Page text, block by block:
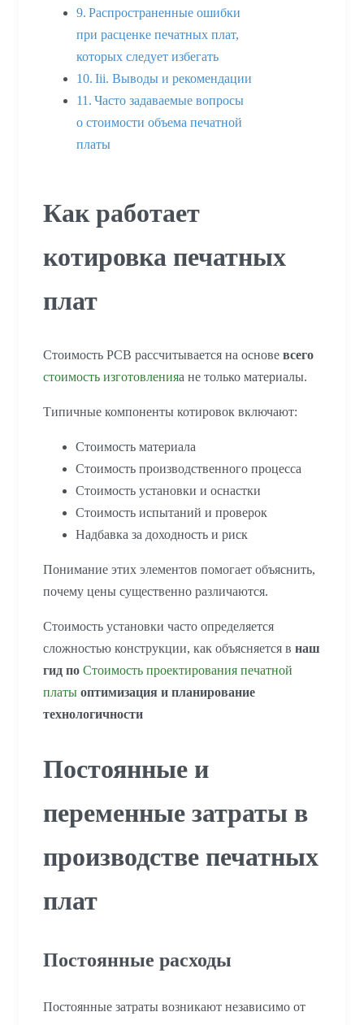
Распространенные ошибки
при расценке печатных плат,
которых следует избегать
Iii. Выводы и рекомендации
Часто задаваемые вопросы
о стоимости объема печатной
платы
Как работает
котировка печатных
плат
Стоимость PCB рассчитывается на основе всего
стоимость изготовленияа не только материалы.
Типичные компоненты котировок включают:
Стоимость материала
Стоимость производственного процесса
Стоимость установки и оснастки
Стоимость испытаний и проверок
Надбавка за доходность и риск
Понимание этих элементов помогает объяснить,
почему цены существенно различаются.
Стоимость установки часто определяется
сложностью конструкции, как объясняется в наш
гид по Стоимость проектирования печатной
платы оптимизация и планирование
технологичности
Постоянные и
переменные затраты в
производстве печатных
плат
Постоянные расходы
Постоянные затраты возникают независимо от